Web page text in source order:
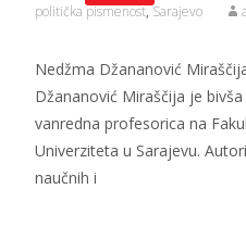
politička pismenost,Sarajevo
Nedžma Džananović
Džananović Miraščija je
vanredna profesorica na
Univerziteta u Sarajevu.
naučnih i